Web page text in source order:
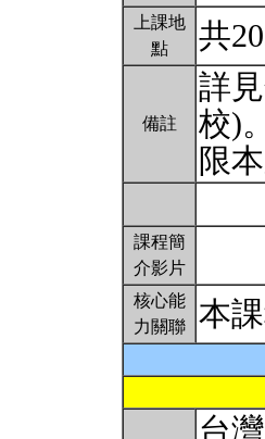
上課地
點
共
備註
詳
校)。
限
課程簡
介影片
核心能
力關聯
本
台